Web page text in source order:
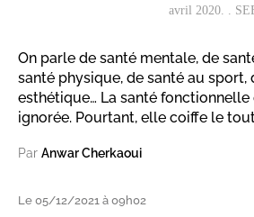
avril 2020. .
On parle de santé mentale, de
santé physique, de santé au sport,
esthétique… La santé
ignorée. Pourtant, elle coiffe le
Par Anwar Cherkaoui
Le 05/12/2021 à 09h02